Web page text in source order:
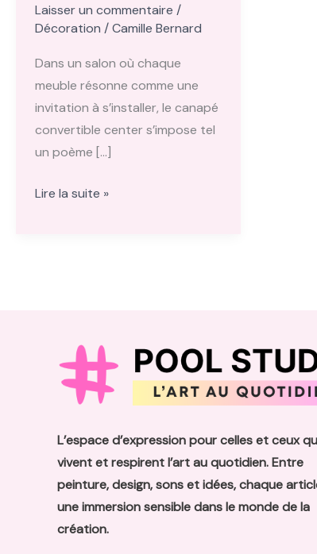
Laisser un commentaire /
Décoration /Camille Bernard
Dans un salon où chaque
meuble résonne comme une
invitation à s’installer, le canapé
convertible center s’impose tel
un poème […]
Canapé
pour
votre
Lire la suite »
L’espace d’expression pour celles et ceux
vivent et respirent l’art au quotidien. Entre
peinture, design, sons et idées, chaque
une immersion sensible dans le monde de la
création.